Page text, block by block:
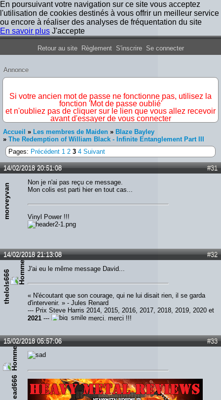
En poursuivant votre navigation sur ce site vous acceptez
l'utilisation de cookies destinés à vous offrir un meilleur service
ou encore à réaliser des analyses de fréquentation du site
En savoir plus J'accepte
Forum Iron Maiden France
Retour au site Règlement S'inscrire Se connecter
Annonce
Si votre ancien mot de passe ne fonctionne pas, utilisez la
fonction 'Mot de passe oublié'
et n'oubliez pas de cliquer sur le lien que vous allez recevoir
avant d'essayer de vous connecter
Accueil » Les membres de Maiden » Blaze Bayley
» The Redemption of William Black - Infinite Entanglement Part III
Pages: Précédent 1 2 3 4 Suivant
#31
14/02/2018 20:51:08
morveyvan
Non je n'ai pas reçu ce message.
Mon colis est parti hier en tout cas...
Vinyl Power !!!
#32
14/02/2018 21:13:08
thelols666
J'ai eu le même message David...
« N'écoutant que son courage, qui ne lui disait rien, il se garda
d'intervenir. » - Jules Renard
--- Prix Steve Harris 2014, 2015, 2016, 2017, 2018, 2019, 2020 et
2021 --- merci, merci !!!
#33
15/02/2018 05:57:06
ead666